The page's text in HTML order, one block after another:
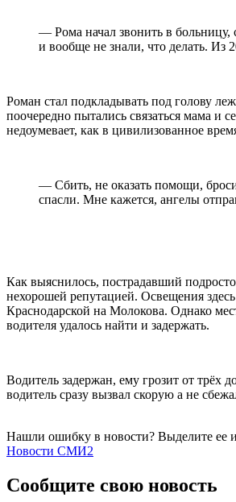
— Рома начал звонить в больницу,
и вообще не знали, что делать. Из
Роман стал подкладывать под голову
поочередно пытались связаться мама и
недоумевает, как в цивилизованное
— Сбить, не оказать помощи,
спасли. Мне кажется, ангелы
Как выяснилось, пострадавший
нехорошей репутацией. Освещения
Краснодарской на Молокова. Однако
водителя удалось найти и задержать.
Водитель задержан, ему грозит от
водитель сразу вызвал скорую а не
Нашли ошибку в новости? Выделите ее
Новости СМИ2
Сообщите свою новость